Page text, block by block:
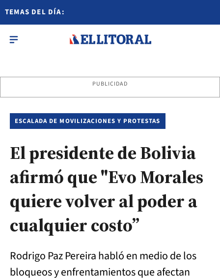
TEMAS DEL DÍA:
PUBLICIDAD
ESCALADA DE MOVILIZACIONES Y PROTESTAS
El presidente de Bolivia
afirmó que "Evo Morales
quiere volver al poder a
cualquier costo”
Rodrigo Paz Pereira habló en medio de los
bloqueos y enfrentamientos que afectan